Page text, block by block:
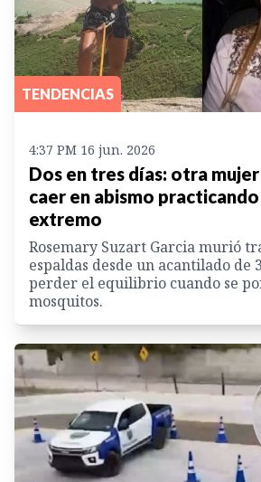
TENDENCIAS
4:37 PM 16 jun. 2026
Dos en tres días: otra
caer en abismo
extremo
Rosemary Suzart Garcia murió
espaldas desde un acantilado de
perder el equilibrio cuando se
mosquitos.